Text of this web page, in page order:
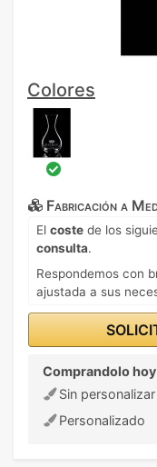
Colores
Fabricación a
El coste de los
consulta.
Respondemos con
ajustada a sus
Comprandolo
Sin personalizar
Personalizado